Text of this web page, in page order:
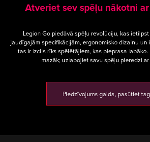
Atveriet sev spēļu nākotni
Legion Go piedāvā spēļu revolūciju, kas
jaudīgajām specifikācijām, ergonomisko dizainu
tas ir izcils rīks spēlētājiem, kas pieprasa
mazāk; uzlabojiet savu spēļu pieredzi
Piedzīvojums gaida, pasūtiet